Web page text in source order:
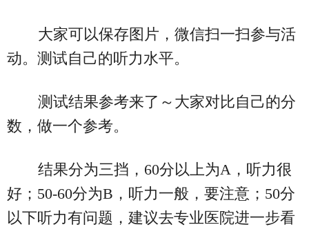
大家可以保存图片，微信扫一扫参与活
动。测试自己的听力水平。
测试结果参考来了～大家对比自己的分
数，做一个参考。
结果分为三挡，60分以上为A，听力很
好；50-60分为B，听力一般，要注意；50分
以下听力有问题，建议去专业医院进一步看